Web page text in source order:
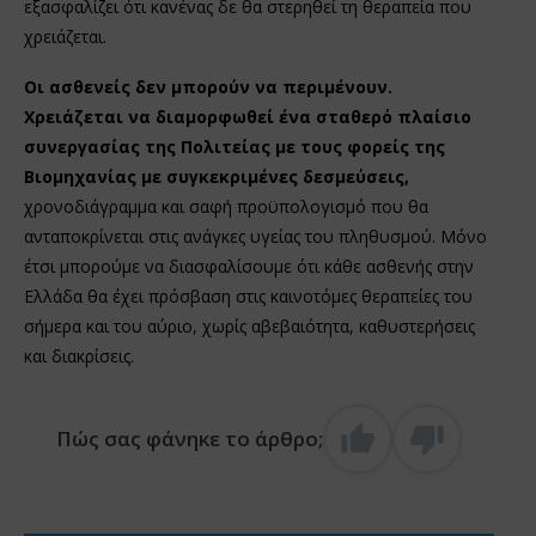
εξασφαλίζει ότι κανένας δε θα στερηθεί τη θεραπεία που
χρειάζεται.
Οι ασθενείς δεν μπορούν να περιμένουν.
Χρειάζεται να διαμορφωθεί ένα σταθερό πλαίσιο
συνεργασίας της Πολιτείας με τους φορείς της
Βιομηχανίας με συγκεκριμένες δεσμεύσεις,
χρονοδιάγραμμα και σαφή προϋπολογισμό που θα
ανταποκρίνεται στις ανάγκες υγείας του πληθυσμού. Μόνο
έτσι μπορούμε να διασφαλίσουμε ότι κάθε ασθενής στην
Ελλάδα θα έχει πρόσβαση στις καινοτόμες θεραπείες του
σήμερα και του αύριο, χωρίς αβεβαιότητα, καθυστερήσεις
και διακρίσεις.
Πώς σας φάνηκε το άρθρο;